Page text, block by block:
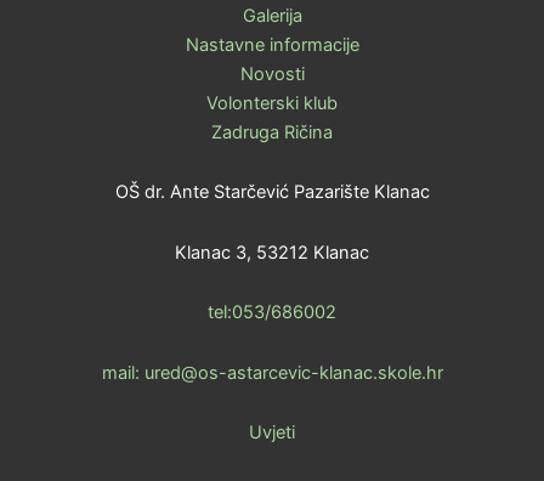
Galerija
Nastavne informacije
Novosti
Volonterski klub
Zadruga Ričina
OŠ dr. Ante Starčević Pazarište Klanac
Klanac 3, 53212 Klanac
tel:053/686002
mail: ured@os-astarcevic-klanac.skole.hr
Uvjeti